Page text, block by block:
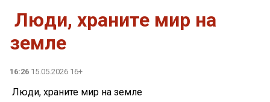
️ Люди, храните мир на
земле
16:26 15.05.2026 16+
️ Люди, храните мир на земле